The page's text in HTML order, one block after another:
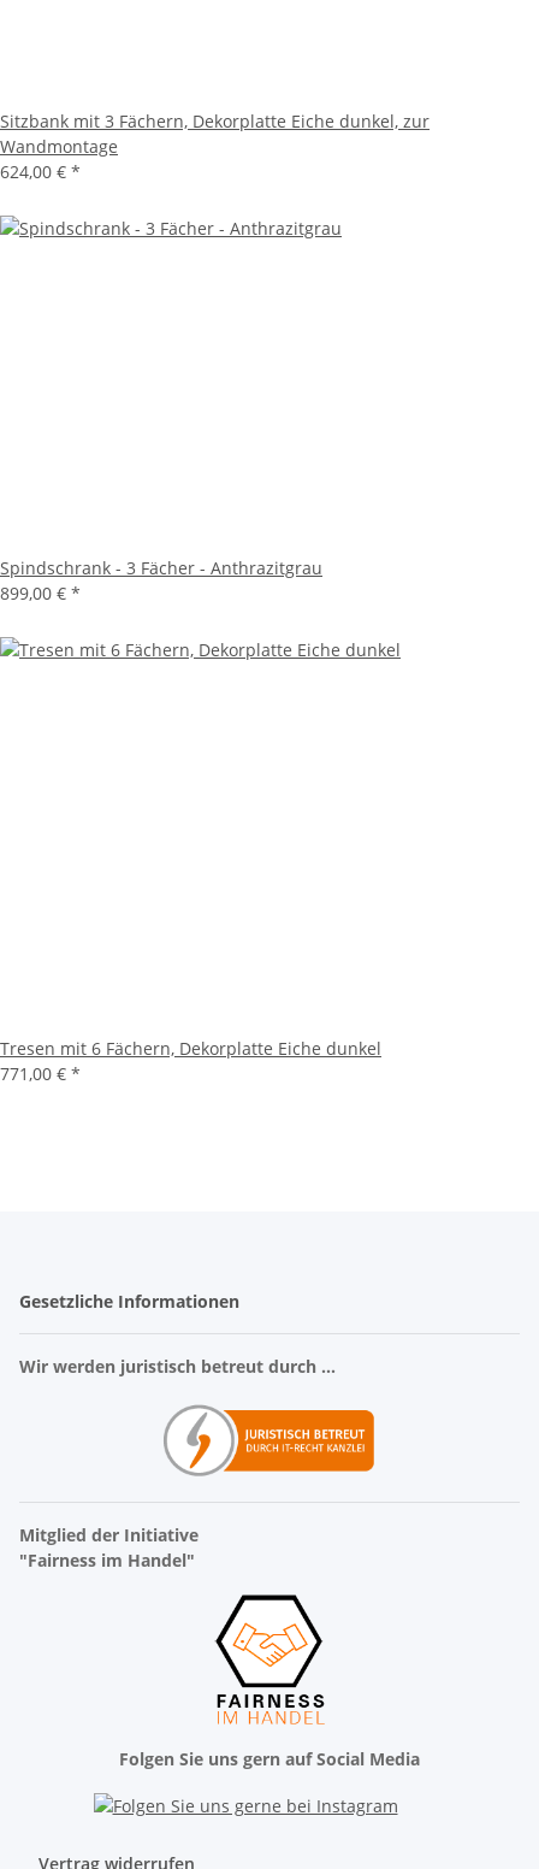
Sitzbank mit 3 Fächern, Dekorplatte Eiche dunkel, zur
Wandmontage
624,00 € *
Spindschrank - 3 Fächer - Anthrazitgrau
899,00 € *
Tresen mit 6 Fächern, Dekorplatte Eiche dunkel
771,00 € *
Gesetzliche Informationen
Wir werden juristisch betreut durch ...
Mitglied der Initiative
"Fairness im Handel"
Folgen Sie uns gern auf Social Media
Vertrag widerrufen